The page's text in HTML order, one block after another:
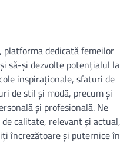
, platforma dedicată femeilor
să-și dezvolte potențialul la
inspiraționale, sfaturi de
de stil și modă, precum și
și profesională. Ne
calitate, relevant și actual,
încrezătoare și puternice în